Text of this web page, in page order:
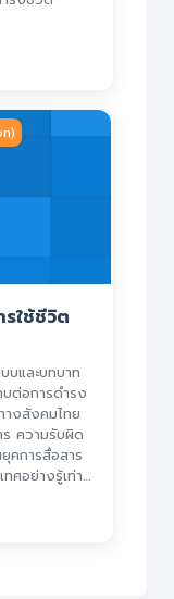
ตอย่างชาญฉลาด
รใช้ชีวิต
บและบทบาท
บต่อการดำรง
างสังคมไทย
ร ความรับผิด
คการสื่อสาร
ทศอย่างรู้เท่า